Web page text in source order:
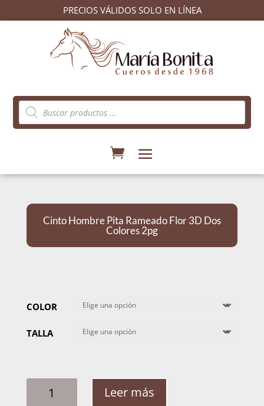
PRECIOS VÁLIDOS SOLO EN LÍNEA
Búsqueda
de
productos
Cinto Hombre Pita Rameado Flor 3D Dos
Colores 2pg
COLOR
TALLA
HOMBRE
Leer más